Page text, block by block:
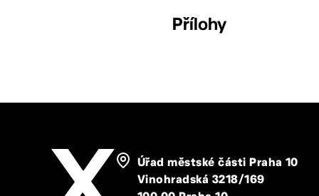
Přílohy
Úřad městské části Praha 10
Vinohradská 3218/169